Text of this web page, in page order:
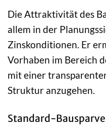
Die Attraktivität des
allem in der
Zinskonditionen. Er
Vorhaben im Bereich
mit einer
Struktur anzugehen.
Standard-